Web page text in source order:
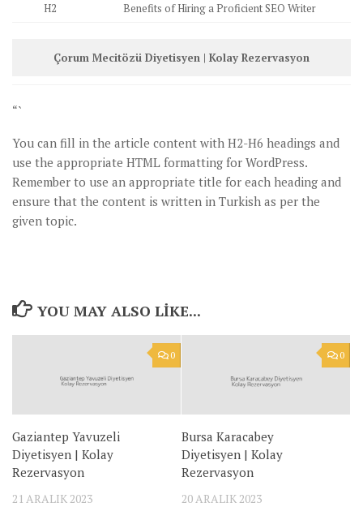
H2
Benefits of Hiring a Proficient SEO Writer
Çorum Mecitözü Diyetisyen | Kolay Rezervasyon
“`
You can fill in the article content with H2-H6 headings and
use the appropriate HTML formatting for WordPress.
Remember to use an appropriate title for each heading and
ensure that the content is written in Turkish as per the
given topic.
YOU MAY ALSO LIKE...
0
Gaziantep Yavuzeli
Diyetisyen | Kolay
Rezervasyon
21 ARALIK 2023
0
Bursa Karacabey
Diyetisyen | Kolay
Rezervasyon
20 ARALIK 2023